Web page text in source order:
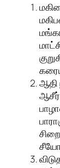
ஆதி
ஆசீர்